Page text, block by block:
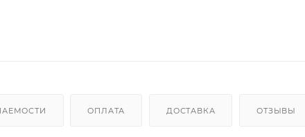
ОПЛАТА ДОСТАВКА ОТЗЫВЫ